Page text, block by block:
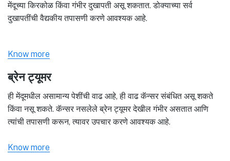
मेंदूच्या किरकोळ किंवा गंभीर दुखापती असू शकतात. डोक्याच्या सर्व
दुखापतींची वैद्यकीय तपासणी करणे आवश्यक आहे.
Know more
ब्रेन ट्यूमर
ही मेंदूमधील असामान्य पेशींची वाढ आहे, ही वाढ कॅन्सर संबंधित असू शकते
किंवा नसू शकते. कॅन्सर नसलेले ब्रेन ट्यूमर देखील गंभीर असतात आणि
त्यांची तपासणी करून, त्यावर उपचार करणे आवश्यक आहे.
Know more